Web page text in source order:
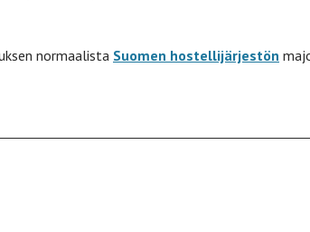
normaalista Suomen hostellijärjestön